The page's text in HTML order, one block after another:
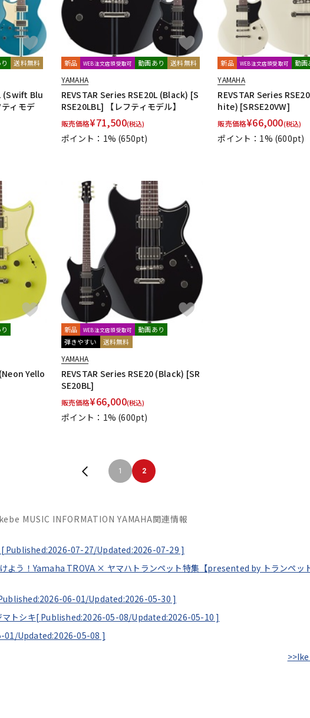
送料無料
(Swift Blu
ィモデ
新品 WEB注文店頭受取可 動画あり 送料無料
YAMAHA
REVSTAR Series RSE20L (Black) [S
RSE20LBL] 【レフティモデル】
販売価格¥71,500(税込)
ポイント：1% (650pt)
新品 WEB注文店頭受取可 動画
YAMAHA
REVSTAR Series
hite) [SRSE20VW]
販売価格¥66,000(税込)
ポイント：1% (600pt)
Yello
新品 WEB注文店頭受取可
動画あり
弾きやすい
送料無料
YAMAHA
REVSTAR Series RSE20 (Black) [SR
SE20BL]
販売価格¥66,000(税込)
ポイント：1% (600pt)
1 2
MUSIC INFORMATION YAMAHA関連情報
Published:2026-07-27/Updated:2026-07-29 ]
よう！Yamaha TROVA × ヤマハトランペット特集【presented by トランペッ
06-01/Updated:2026-05-30 ]
トシキ[ Published:2026-05-08/Updated:2026-05-10 ]
01/Updated:2026-05-08 ]